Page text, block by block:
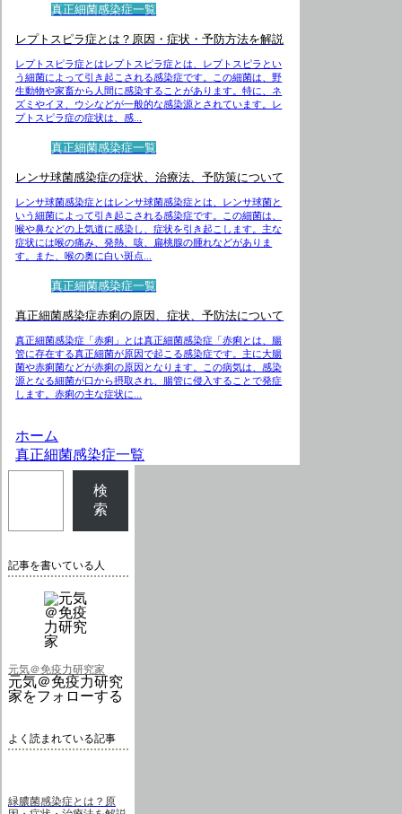
真正細菌感染症一覧
レプトスピラ症とは？原因・症状・予防方法を解説
レプトスピラ症とはレプトスピラ症とは、レプトスピラとい
う細菌によって引き起こされる感染症です。この細菌は、野
生動物や家畜から人間に感染することがあります。特に、ネ
ズミやイヌ、ウシなどが一般的な感染源とされています。レ
プトスピラ症の症状は、感...
真正細菌感染症一覧
レンサ球菌感染症の症状、治療法、予防策について
レンサ球菌感染症とはレンサ球菌感染症とは、レンサ球菌と
いう細菌によって引き起こされる感染症です。この細菌は、
喉や鼻などの上気道に感染し、症状を引き起こします。主な
症状には喉の痛み、発熱、咳、扁桃腺の腫れなどがありま
す。また、喉の奥に白い斑点...
真正細菌感染症一覧
真正細菌感染症赤痢の原因、症状、予防法について
真正細菌感染症「赤痢」とは真正細菌感染症「赤痢とは、腸
管に存在する真正細菌が原因で起こる感染症です。主に大腸
菌や赤痢菌などが赤痢の原因となります。この病気は、感染
源となる細菌が口から摂取され、腸管に侵入することで発症
します。赤痢の主な症状に...
ホーム
真正細菌感染症一覧
検
索
記事を書いている人
元気＠免疫力研究家
元気＠免疫力研究
家をフォローする
よく読まれている記事
緑膿菌感染症とは？原